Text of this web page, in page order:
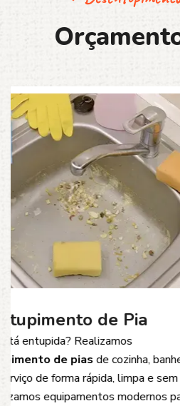
Orçament
Desentupimento
Problemas com
Oferecemos soluções rápidas
desobstrução de redes de
inspeção e tubulações.